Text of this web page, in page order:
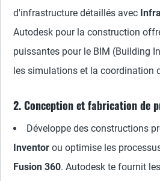
d'infrastructure détaillés avec
Autodesk pour la construction
puissantes pour le BIM (Building
les simulations et la coordination
2. Conception et fabrication de
Développe des constructions
Inventor ou optimise les
Fusion 360. Autodesk te fournit